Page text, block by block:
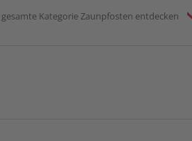
gesamte Kategorie Zaunpfosten entdecken